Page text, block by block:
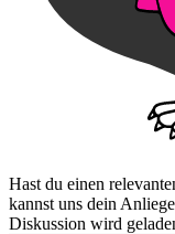
Hast du einen
kannst uns dein
Diskussion wird